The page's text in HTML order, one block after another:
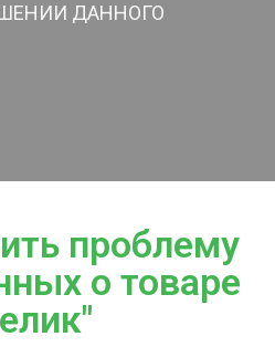
ДАННОГО
проблему
о товаре